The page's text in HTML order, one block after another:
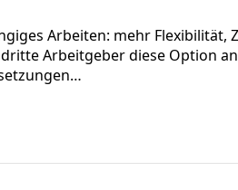
Arbeiten: mehr
Arbeitgeber diese Option